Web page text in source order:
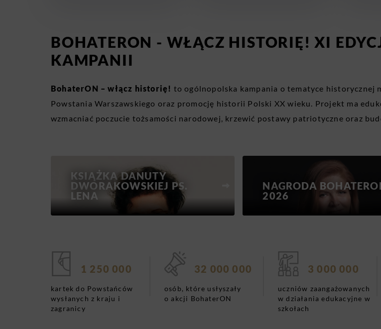
BOHATERON - WŁĄCZ HISTORIĘ! XI
KAMPANII
BohaterON – włącz historię! to ogólnopolska kampania o tematyce historycznej
Powstania Warszawskiego oraz promocję historii Polski XX wieku. Projekt ma
wzmacniać poczucie tożsamości narodowej, krzewić postawy patriotyczne oraz
KSIĄŻKA DANUTY
DWORAKOWSKIEJ PS.
LENA
NAGRODA
2026
1 250 000
kartek do Powstańców
wysłanych z kraju i
zagranicy
32 000 000
osób, które usłyszały
o akcji BohaterON
3 000 000
uczniów zaangażowanych
w działania edukacyjne w
szkołach